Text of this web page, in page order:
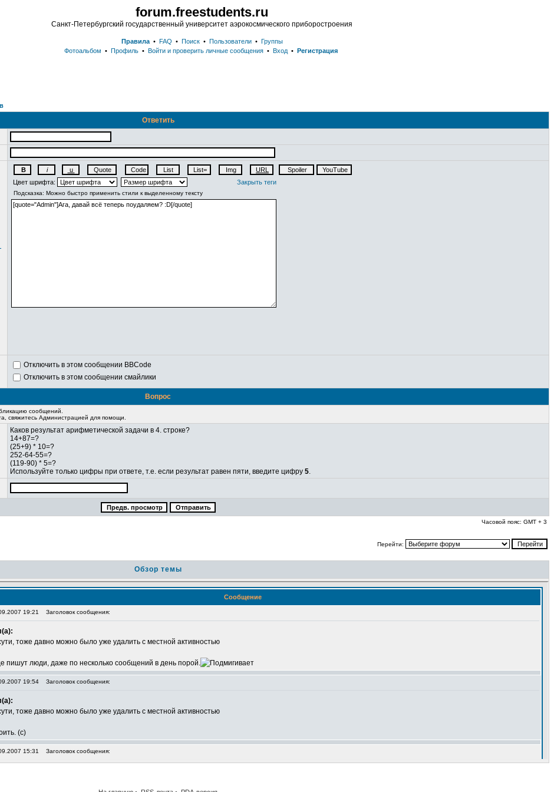
forum.freestudents.ru
Санкт-Петербургский государственный университет аэрокосмического приборостроения
Правила• FAQ • Поиск• Пользователи• Группы
Фотоальбом • Профиль • Войти и проверить личные сообщения • Вход • Регистрация
Ответить
Цвет шрифта: Закрыть теги
Отключить в этом сообщении BBCode
Отключить в этом сообщении смайлики
Вопрос
сообщений.
свяжитесь Администрацией для помощи.
Каков результат арифметической задачи в 4. строке?
14+87=?
(25+9) * 10=?
252-64-55=?
(119-90) * 5=?
Используйте только цифры при ответе, т.е. если результат равен пяти, введите цифру 5.
Часовой пояс: GMT + 3
Перейти:
Обзор темы